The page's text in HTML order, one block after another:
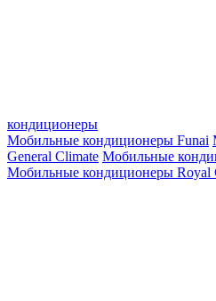
кондиционеры
Мобильные кондиционеры Funai
General Climate Мобильные
Мобильные кондиционеры Royal